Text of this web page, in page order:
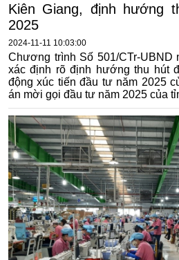
Kiên Giang, định hướng
2025
2024-11-11 10:03:00
Chương trình Số 501/CTr-UBND
xác định rõ định hướng thu hút
động xúc tiến đầu tư năm 2025
án mời gọi đầu tư năm 2025 của